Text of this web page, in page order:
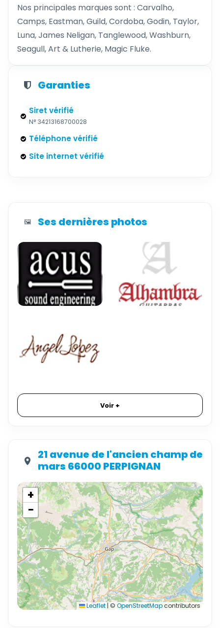
Nos principales marques sont : Carvalho,
Camps, Eastman, Guild, Cordoba, Godin, Taylor,
Luna, James Neligan, Tanglewood, Washburn,
Seagull, Art & Lutherie, Magic Fluke.
Garanties
Siret vérifié
N° 34213168700028
Téléphone vérifié
Site internet vérifié
🖼️ Ses dernières photos
Voir +
21 avenue de l'ancien champ de
mars 66000 PERPIGNAN
+
−
Leaflet | © OpenStreetMapcontributors